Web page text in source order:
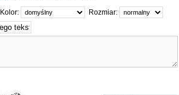
Kolor: Rozmiar: